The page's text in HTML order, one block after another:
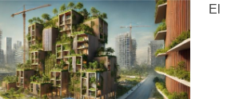
El